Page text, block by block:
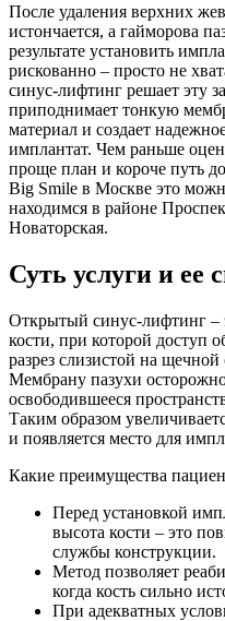
После удаления верхних
истончается, а гайморова
результате установить
рискованно – просто не
синус-лифтинг решает эту
приподнимает тонкую
материал и создает
имплантат. Чем раньше
проще план и короче путь
Big Smile в Москве это
находимся в районе
Новаторская.
Суть услуги и ее
Открытый синус-лифтинг –
кости, при которой доступ
разрез слизистой на
Мембрану пазухи
освободившееся
Таким образом
и появляется место для
Какие преимущества
Перед установкой
высота кости – это
службы конструкции.
Метод позволяет
когда кость сильно
При адекватных